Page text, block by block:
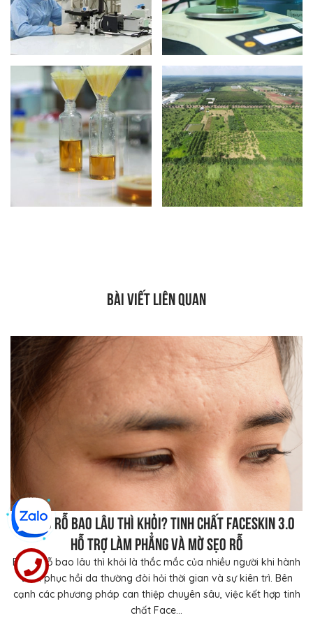
BÀI VIẾT LIÊN QUAN
Bị sẹo rỗ bao lâu thì khỏi? Tinh chất FaceSkin 3.0
hỗ trợ làm phẳng và mờ sẹo rỗ
Bị sẹo rỗ bao lâu thì khỏi là thắc mắc của nhiều người khi hành
trình phục hồi da thường đòi hỏi thời gian và sự kiên trì. Bên
cạnh các phương pháp can thiệp chuyên sâu, việc kết hợp tinh
chất Face...